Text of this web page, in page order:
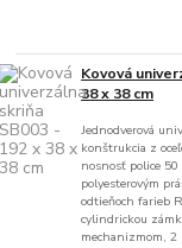
Kovová
38 x 38 cm
Jednodverová
konštrukcia z
nosnosť police
polyesterovým
odtieňoch farieb
cylindrickou
mechanizmom, 2